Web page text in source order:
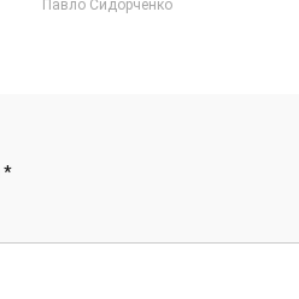
Павло Сидорченко
*